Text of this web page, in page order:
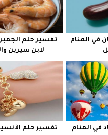
في المنام
تفسير حلم
لابن سيرين
في المنام
تفسير حلم